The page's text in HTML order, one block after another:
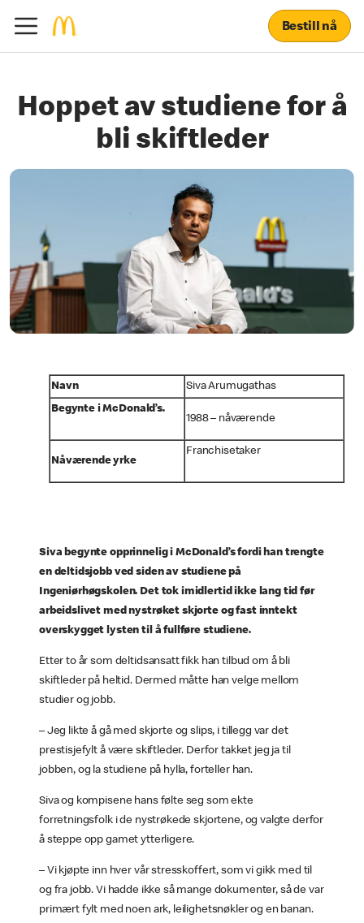
Bestill nå
Hoppet av studiene for å
bli skiftleder
Navn
Siva Arumugathas
Begynte i McDonald’s.
1988 – nåværende
Nåværende yrke
Franchisetaker
Siva begynte opprinnelig i McDonald’s fordi han trengte
en deltidsjobb ved siden av studiene på
Ingeniørhøgskolen. Det tok imidlertid ikke lang tid før
arbeidslivet med nystrøket skjorte og fast inntekt
overskygget lysten til å fullføre studiene.
Etter to år som deltidsansatt fikk han tilbud om å bli
skiftleder på heltid. Dermed måtte han velge mellom
studier og jobb.
– Jeg likte å gå med skjorte og slips, i tillegg var det
prestisjefylt å være skiftleder. Derfor takket jeg ja til
jobben, og la studiene på hylla, forteller han.
Siva og kompisene hans følte seg som ekte
forretningsfolk i de nystrøkede skjortene, og valgte derfor
å steppe opp gamet ytterligere.
– Vi kjøpte inn hver vår stresskoffert, som vi gikk med til
og fra jobb. Vi hadde ikke så mange dokumenter, så de var
primært fylt med noen ark, leilighetsnøkler og en banan.